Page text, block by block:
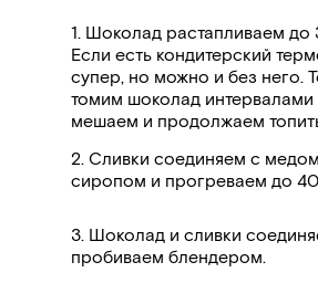
1. Шоколад растапливаем до
Если есть кондитерский
супер, но можно и без него.
томим шоколад интервалами
мешаем и продолжаем
2. Сливки соединяем с
сиропом и прогреваем до
3. Шоколад и сливки
пробиваем блендером.